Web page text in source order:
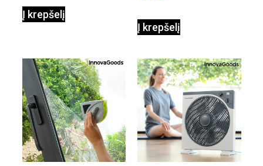
Į krepšelį
Į krepšelį